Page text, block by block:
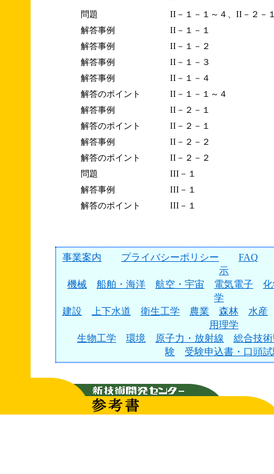
問題
II－１－１～４、II－２－
解答事例
II－１－１
解答事例
II－１－２
解答事例
II－１－３
解答事例
II－１－４
解答のポイント
II－１－１～４
解答事例
II－２－１
解答のポイント
II－２－１
解答事例
II－２－２
解答のポイント
II－２－２
問題
III－１
解答事例
III－１
解答のポイント
III－１
事業案内 プライバシーポリシー
FAQ
示
機械
船舶・海洋 航空・宇宙 電気電子
学
建設
上下水道 衛生工学 農業 森林
水産
用理学
生物工学
環境 原子力・放射線
総合技
験
受験申込書・口頭